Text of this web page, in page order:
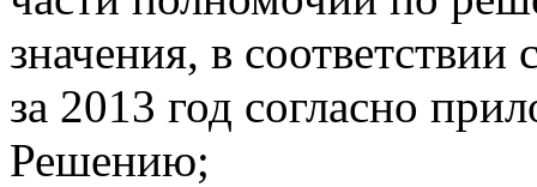
значения, в
за 2013 год согласно
Решению;